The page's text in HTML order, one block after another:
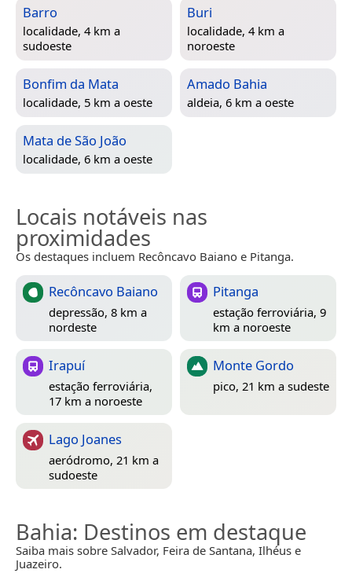
Barro
localidade, 4 km a
sudoeste
Buri
localidade, 4 km a
noroeste
Bonfim da Mata
localidade, 5 km a oeste
Amado Bahia
aldeia, 6 km a oeste
Mata de São João
localidade, 6 km a oeste
Locais notáveis nas
proximidades
Os destaques incluem Recôncavo Baiano e Pitanga.
Recôncavo Baiano
depressão, 8 km a
nordeste
Pitanga
estação ferroviária, 9
km a noroeste
Irapuí
estação ferroviária,
17 km a noroeste
Monte Gordo
pico, 21 km a sudeste
Lago Joanes
aeródromo, 21 km a
sudoeste
Bahia: Destinos em destaque
Saiba mais sobre Salvador, Feira de Santana, Ilhéus e
Juazeiro.